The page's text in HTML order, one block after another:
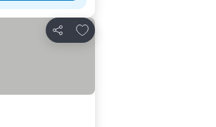
Compartir
Añadir a favoritos